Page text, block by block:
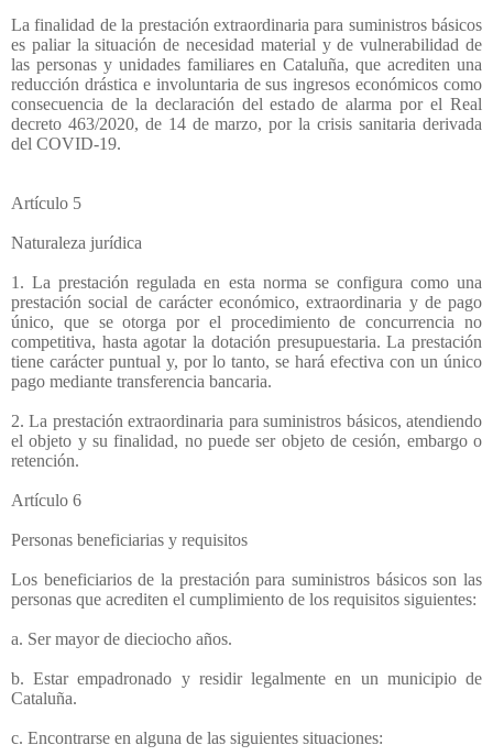
La finalidad de la prestación extraordinaria para suministros básicos
es paliar la situación de necesidad material y de vulnerabilidad de
las personas y unidades familiares en Cataluña, que acrediten una
reducción drástica e involuntaria de sus ingresos económicos como
consecuencia de la declaración del estado de alarma por el Real
decreto 463/2020, de 14 de marzo, por la crisis sanitaria derivada
del COVID-19.
Artículo 5
Naturaleza jurídica
1. La prestación regulada en esta norma se configura como una
prestación social de carácter económico, extraordinaria y de pago
único, que se otorga por el procedimiento de concurrencia no
competitiva, hasta agotar la dotación presupuestaria. La prestación
tiene carácter puntual y, por lo tanto, se hará efectiva con un único
pago mediante transferencia bancaria.
2. La prestación extraordinaria para suministros básicos, atendiendo
el objeto y su finalidad, no puede ser objeto de cesión, embargo o
retención.
Artículo 6
Personas beneficiarias y requisitos
Los beneficiarios de la prestación para suministros básicos son las
personas que acrediten el cumplimiento de los requisitos siguientes:
a. Ser mayor de dieciocho años.
b. Estar empadronado y residir legalmente en un municipio de
Cataluña.
c. Encontrarse en alguna de las siguientes situaciones: